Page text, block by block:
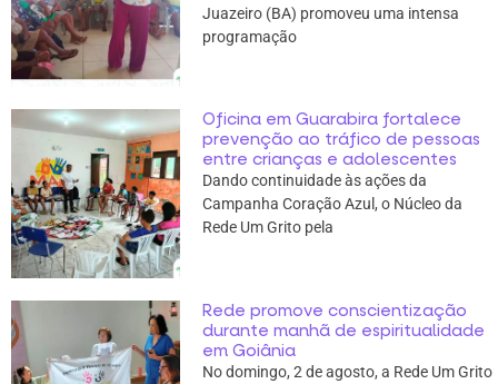
Juazeiro (BA) promoveu uma intensa
programação
Oficina em Guarabira fortalece
prevenção ao tráfico de pessoas
entre crianças e adolescentes
Dando continuidade às ações da
Campanha Coração Azul, o Núcleo da
Rede Um Grito pela
Rede promove conscientização
durante manhã de espiritualidade
em Goiânia
No domingo, 2 de agosto, a Rede Um Grito